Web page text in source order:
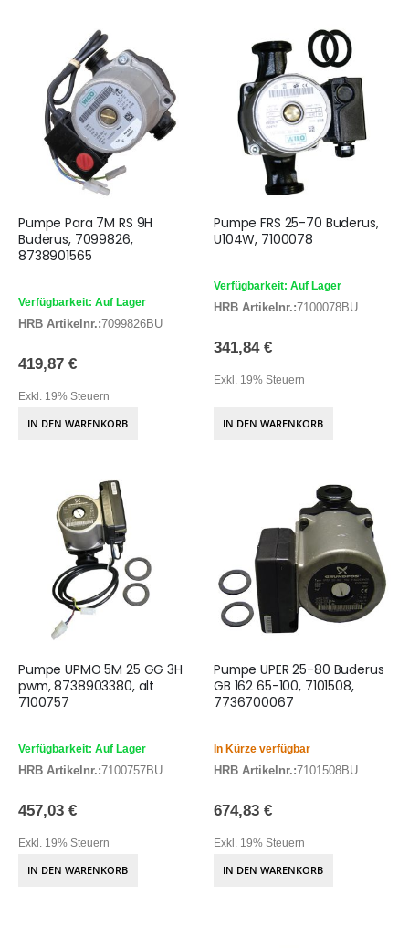
Pumpe Para 7M RS 9H
Buderus, 7099826,
8738901565
Verfügbarkeit: Auf Lager
HRB Artikelnr.:7099826BU
419,87 €
Exkl. 19% Steuern
IN DEN WARENKORB
Pumpe FRS 25-70 Buderus,
U104W, 7100078
Verfügbarkeit: Auf Lager
HRB Artikelnr.:7100078BU
341,84 €
Exkl. 19% Steuern
IN DEN WARENKORB
Pumpe UPMO 5M 25 GG 3H
pwm, 8738903380, alt
7100757
Verfügbarkeit: Auf Lager
HRB Artikelnr.:7100757BU
457,03 €
Exkl. 19% Steuern
IN DEN WARENKORB
Pumpe UPER 25-80 Buderus
GB 162 65-100, 7101508,
7736700067
In Kürze verfügbar
HRB Artikelnr.:7101508BU
674,83 €
Exkl. 19% Steuern
IN DEN WARENKORB